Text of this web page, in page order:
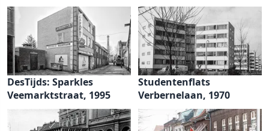
DesTijds: Sparkles
Veemarktstraat, 1995
Studentenflats
Verbernelaan, 1970